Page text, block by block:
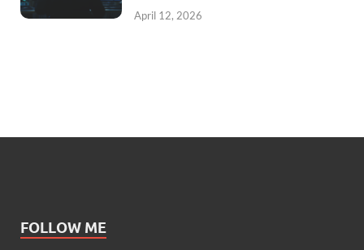
April 12, 2026
FOLLOW ME